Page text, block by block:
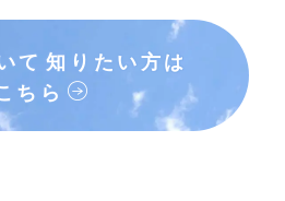
て 知りたい方は
ちら